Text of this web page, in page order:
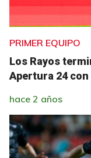
PRIMER EQUIPO
Los Rayos
Apertura 24
hace 2 años